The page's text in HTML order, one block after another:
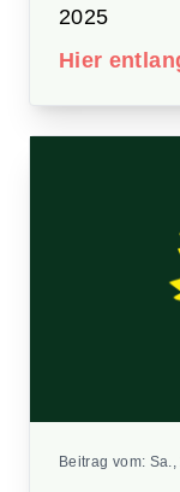
2025
Hier
Beitrag vom: Sa.,